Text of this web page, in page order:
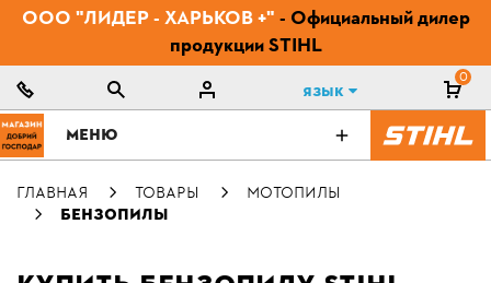
ООО "ЛИДЕР - ХАРЬКОВ +" - Официальный дилер
продукции STIHL
Язык
0
МЕНЮ
ГЛАВНАЯ ТОВАРЫ
МОТОПИЛЫ
БЕНЗОПИЛЫ